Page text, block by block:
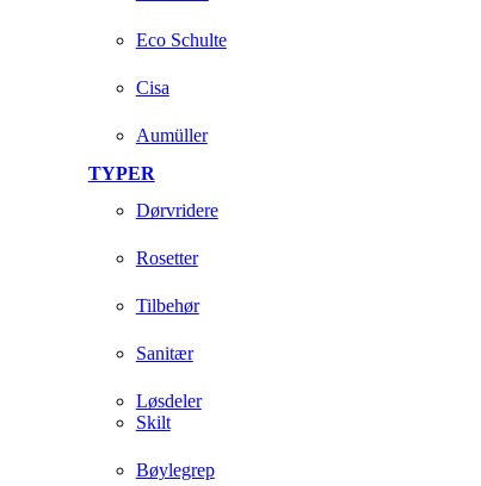
Eco Schulte
Cisa
Aumüller
TYPER
Dørvridere
Rosetter
Tilbehør
Sanitær
Løsdeler
Skilt
Bøylegrep